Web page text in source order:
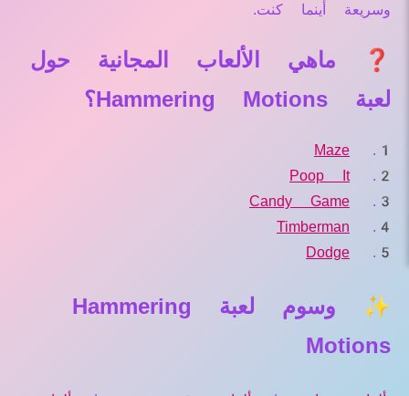
وسريعة أينما كنت.
❓ ماهي الألعاب المجانية حول
لعبة Hammering Motions؟
Maze
Poop It
Candy Game
Timberman
Dodge
✨ وسوم لعبة Hammering
Motions